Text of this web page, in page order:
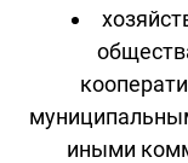
иными